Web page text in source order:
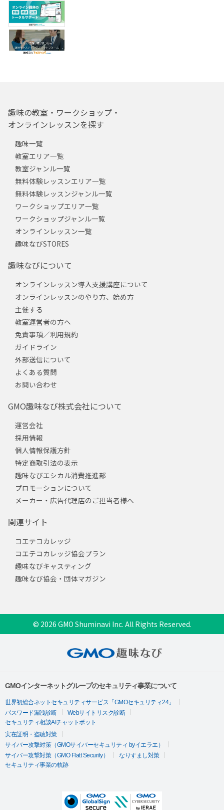
趣味の教室・ワークショップ・
オンラインレッスンを探す
趣味一覧
教室エリア一覧
教室ジャンル一覧
無料体験レッスンエリア一覧
無料体験レッスンジャンル一覧
ワークショップエリア一覧
ワークショップジャンル一覧
オンラインレッスン一覧
趣味なびSTORES
趣味なびについて
オンラインレッスン導入支援講座について
オンラインレッスンのやり方、始め方
主催する
教室運営者の方へ
免責事項／利用規約
ガイドライン
外部送信について
よくある質問
お問い合わせ
GMO趣味なび株式会社について
運営会社
採用情報
個人情報保護方針
特定商取引法の表示
趣味なびエシカル消費推進部
プロモーションについて
メーカー・広告代理店のご担当者様へ
関連サイト
コエテコカレッジ
コエテコカレッジ協会プラン
趣味なびキャスティング
趣味なび協会・団体マガジン
© 2026 GMO Shuminavi Inc. All Rights Reserved.